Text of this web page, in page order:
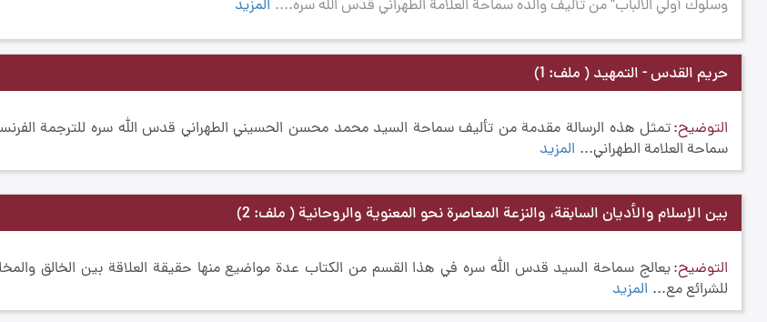
وسلوك أولي الألباب" من تأليف والده سماحة العلامة الطهراني قدس الله سره.... المزيد
حريم القدس - التمهيد( ملف: 1)
التوضيح تمثل هذه الرسالة مقدمة من تأليف سماحة السيد محمد محسن الحسيني الطهراني قدس الله سره للترجمة
سماحة العلامة الطهراني... المزيد
بين الإسلام والأديان السابقة، والنزعة المعاصرة نحو المعنوية والروحانية( ملف: 2)
التوضيح يعالج سماحة السيد قدس الله سره في هذا القسم من الكتاب عدة مواضيع منها حقيقة العلاقة بين الخالق
للشرائع مع... المزيد